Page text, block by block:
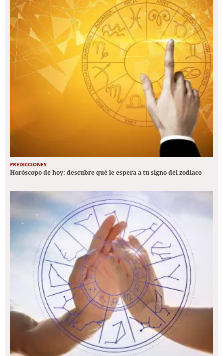
PREDICCIONES
Horóscopo de hoy: descubre qué le espera a tu signo del zodiaco